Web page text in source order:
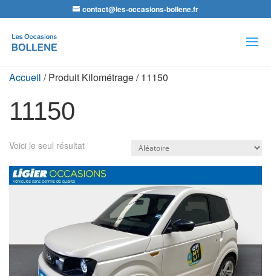
contact@les-occasions-bollene.fr
de
produits
Accueil / Produit Kilométrage / 11150
11150
Voici le seul résultat